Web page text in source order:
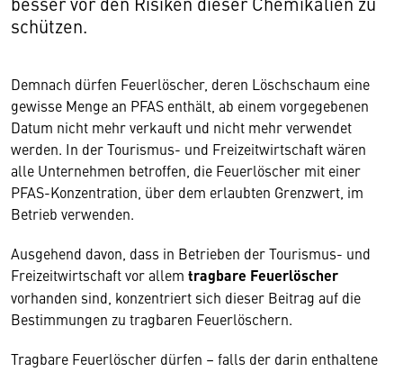
schützen.
Demnach dürfen Feuerlöscher, deren Löschschaum eine
gewisse Menge an PFAS enthält, ab einem vorgegebenen
Datum nicht mehr verkauft und nicht mehr verwendet
werden. In der Tourismus- und Freizeitwirtschaft wären
alle Unternehmen betroffen, die Feuerlöscher mit einer
PFAS-Konzentration, über dem erlaubten Grenzwert, im
Betrieb verwenden.
Ausgehend davon, dass in Betrieben der Tourismus- und
Freizeitwirtschaft vor allem tragbare Feuerlöscher
vorhanden sind, konzentriert sich dieser Beitrag auf die
Bestimmungen zu tragbaren Feuerlöschern.
Tragbare Feuerlöscher dürfen – falls der darin enthaltene